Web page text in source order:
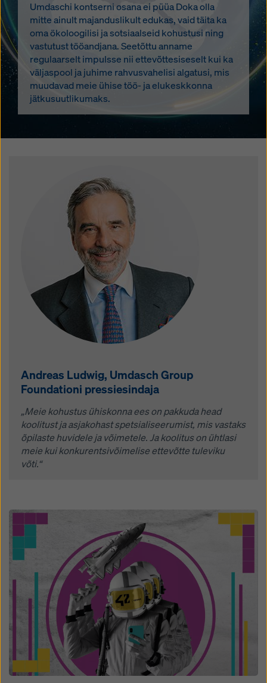
Umdaschi kontserni osana ei püüa Doka olla
mitte ainult majanduslikult edukas, vaid täita ka
oma ökoloogilisi ja sotsiaalseid kohustusi ning
vastutust tööandjana. Seetõttu anname
regulaarselt impulsse nii ettevõttesiseselt kui ka
väljaspool ja juhime rahvusvahelisi algatusi, mis
muudavad meie ühise töö- ja elukeskkonna
jätkusuutlikumaks.
Andreas Ludwig, Umdasch Group
Foundationi pressiesindaja
„Meie kohustus ühiskonna ees on pakkuda head
koolitust ja asjakohast spetsialiseerumist, mis vastaks
õpilaste huvidele ja võimetele. Ja koolitus on ühtlasi
meie kui konkurentsivõimelise ettevõtte tuleviku
võti.“
Open